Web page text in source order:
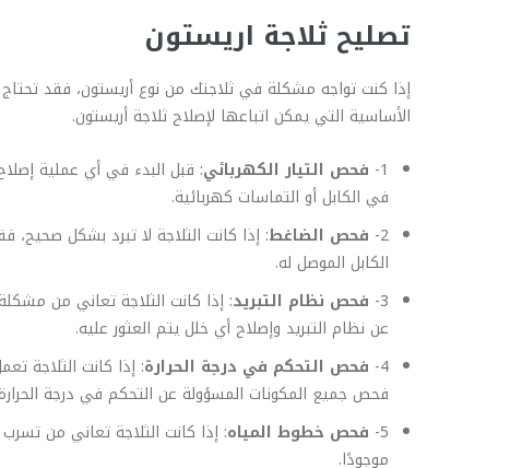
تصليح ثلاجة اريستون
إذا كنت تواجه مشكلة في ثلاجتك من نوع أريستون، فقد
الأساسية التي يمكن اتباعها لإصلاح ثلاجة أريستون.
1- فحص التيار الكهربائي: قبل البدء في أي عملية
في الكابل أو التماسات كهربائية.
2- فحص الضاغط: إذا كانت الثلاجة لا تبرد بشكل
الكابل الموصل له.
3- فحص نظام التبريد: إذا كانت الثلاجة تعاني من
عن نظام التبريد وإصلاح أي خلل يتم العثور عليه.
4- فحص التحكم في درجة الحرارة: إذا كانت الثلاجة
فحص جميع المكونات المسؤولة عن التحكم في درجة
5- فحص خطوط المياه: إذا كانت الثلاجة تعاني من
موجودًا.